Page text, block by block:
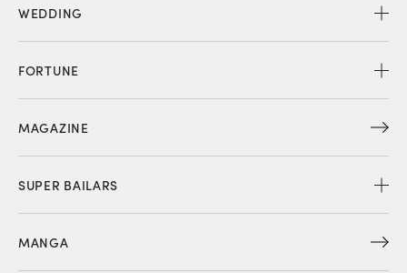
WEDDING
FORTUNE
MAGAZINE
SUPER BAILARS
MANGA